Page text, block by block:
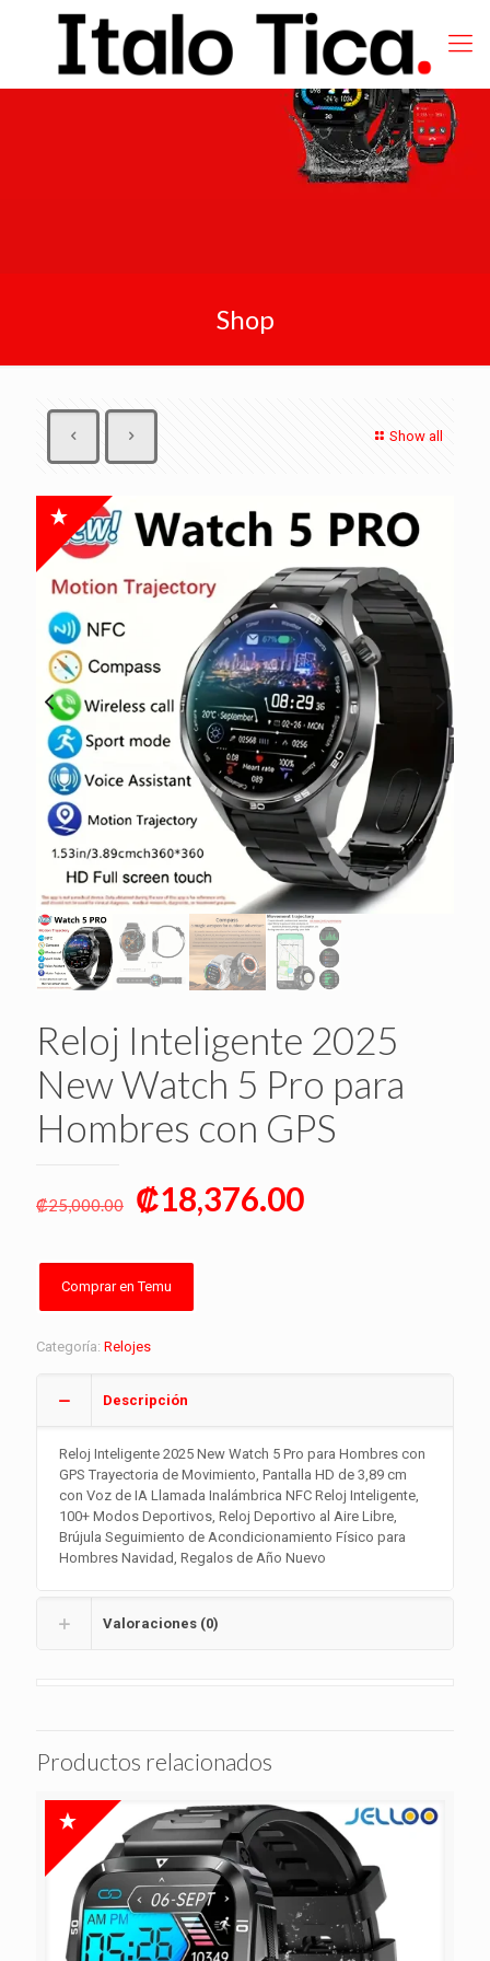
Shop
Show all
Reloj Inteligente 2025
New Watch 5 Pro para
Hombres con GPS
₡25,000.00
Original
was:
₡25,000.00.
₡18,376.00Current
Comprar en Temu
Categoría: Relojes
Descripción
Reloj Inteligente 2025 New Watch 5 Pro para Hombres con
GPS Trayectoria de Movimiento, Pantalla HD de 3,89 cm
con Voz de IA Llamada Inalámbrica NFC Reloj Inteligente,
100+ Modos Deportivos, Reloj Deportivo al Aire Libre,
Brújula Seguimiento de Acondicionamiento Físico para
Hombres Navidad, Regalos de Año Nuevo
Valoraciones (0)
Productos relacionados